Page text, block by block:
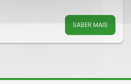
SABER MAIS